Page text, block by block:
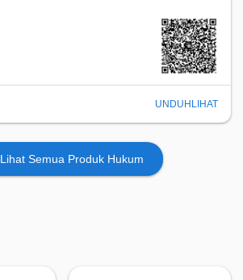
UNDUH LIHAT
Lihat Semua Produk Hukum